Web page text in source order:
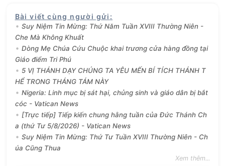
Bài viết cùng người gửi :
Suy Niệm Tin Mừng: Thứ Năm Tuần XVIII Thường Niên -
Che Mà Không Khuất
Dòng Mẹ Chúa Cứu Chuộc khai trương cửa hàng đồng tại
Giáo điểm Tri Phú
5 VỊ THÁNH DẠY CHÚNG TA YÊU MẾN BÍ TÍCH THÁNH T
HỂ TRONG THÁNG TÁM NÀY
Nigeria: Linh mục bị sát hại, chủng sinh và giáo dân bị bắt
cóc - Vatican News
[Trực tiếp] Tiếp kiến chung hằng tuần của Đức Thánh Ch
a (thứ Tư 5/8/2026) - Vatican News
Suy Niệm Tin Mừng: Thứ Tư Tuần XVIII Thường Niên - Ch
úa Cũng Thua
Xem thêm...